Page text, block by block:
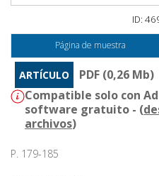
ID:
Página de muestra
ARTÍCULO
PDF (0,26 Mb)
Compatible solo con
software gratuito - (
archivos)
P. 179-185